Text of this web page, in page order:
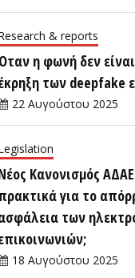
& reports
η φωνή δεν
των deepfake
22 Αυγούστου 2025
Κανονισμός
για το
των
18 Αυγούστου 2025